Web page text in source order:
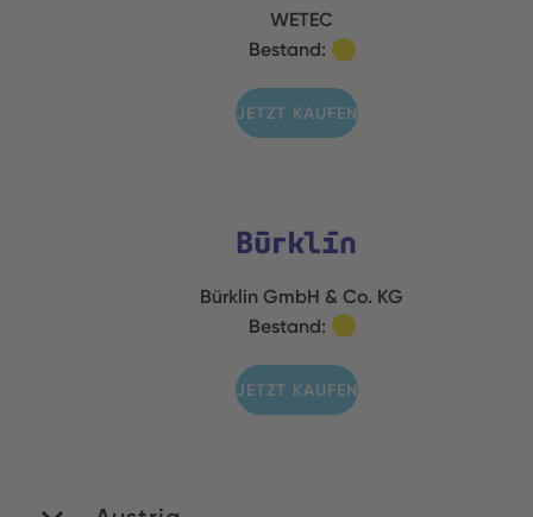
WETEC
Bestand:
JETZT KAUFEN
Bürklin GmbH & Co. KG
Bestand:
JETZT KAUFEN